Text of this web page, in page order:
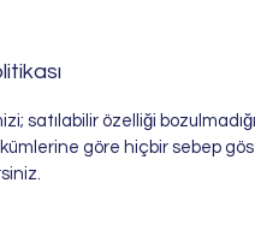
satılabilir özelliği
göre hiçbir sebep